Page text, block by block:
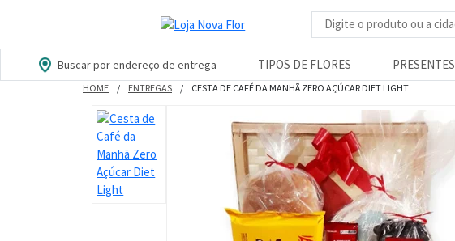
Busca de produtos
Buscar por endereço de entrega TIPOS DE FLORES PRESENTES
HOME ENTREGAS CESTA DE CAFÉ DA MANHÃ ZERO AÇÚCAR DIET LIGHT